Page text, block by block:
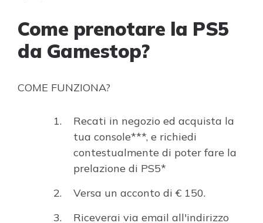
Come prenotare la PS5
da Gamestop?
COME FUNZIONA?
Recati in negozio ed acquista la
tua console***, e richiedi
contestualmente di poter fare la
prelazione di PS5*
Versa un acconto di € 150.
Riceverai via email all'indirizzo